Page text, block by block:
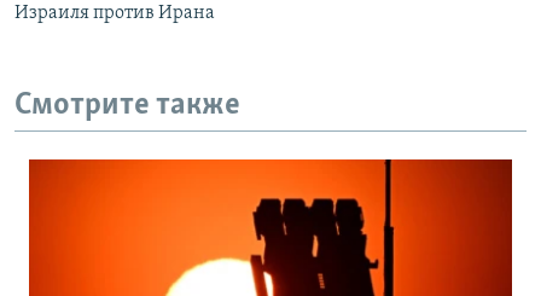
Израиля против Ирана
Смотрите также